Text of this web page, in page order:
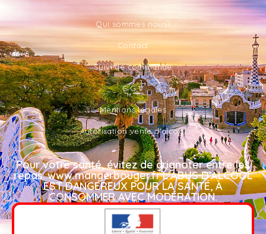
Qui sommes nous?
Contact
Suivi de commande
C.G.V
Mentions légales
Autorisation vente d'alcool
Pour votre santé, évitez de grignoter entre les
repas. www.mangerbouger.fr L'ABUS D'ALCOOL
EST DANGEREUX POUR LA SANTÉ, À
CONSOMMER AVEC MODÉRATION.​